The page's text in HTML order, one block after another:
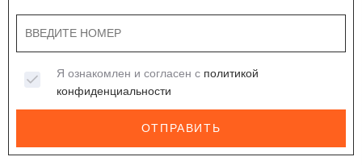
Я ознакомлен и согласен с политикой
конфиденциальности
ОТПРАВИТЬ